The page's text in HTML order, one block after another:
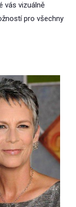
vás vizuálně
pro všechny